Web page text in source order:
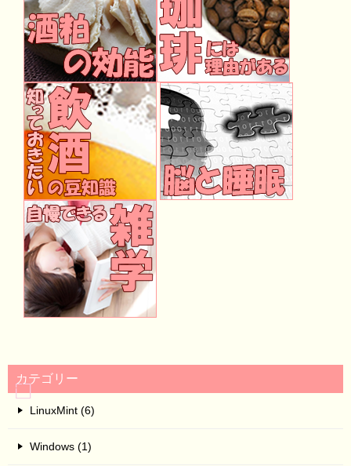
カテゴリー
LinuxMint (6)
Windows (1)